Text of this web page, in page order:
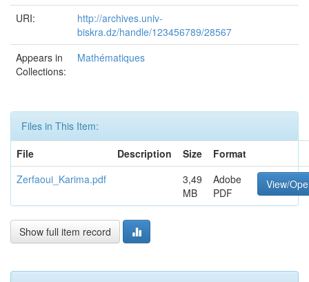
URI:
http://archives.univ-
biskra.dz/handle/123456789/28567
Appears in
Collections:
Mathématiques
Files in This Item:
File
Description Size
Format
Zerfaoui_Karima.pdf
3,49
MB
Adobe
PDF
View/
Show full item record